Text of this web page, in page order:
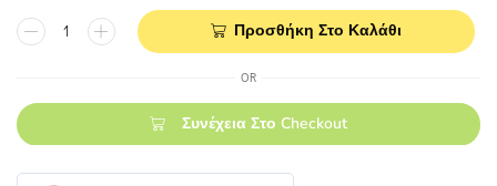
Προσθήκη Στο Καλάθι
OR
Συνέχεια Στο Checkout